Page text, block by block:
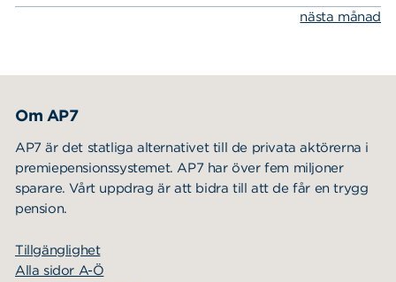
nästa månad
Om AP7
AP7 är det statliga alternativet till de privata aktörerna i
premiepensionssystemet. AP7 har över fem miljoner
sparare. Vårt uppdrag är att bidra till att de får en trygg
pension.
Tillgänglighet
Alla sidor A-Ö